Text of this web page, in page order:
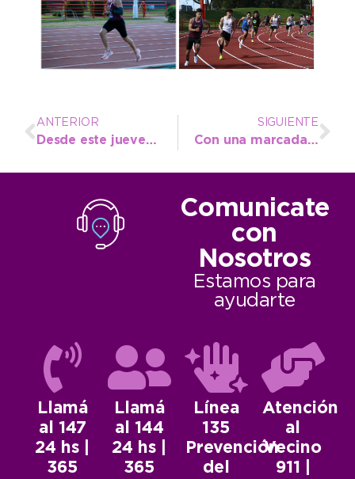
ANTERIOR
Desde este jueves se desarrollará la 24º edición de la Feria del Libro y de las Artes
SIGUIENTE
Con una marcada participación local comenzó la Feria del Libro y de las Artes
Comunicate
con
Nosotros
Estamos para
ayudarte
Llamá
al 147
24 hs |
365
Llamá
al 144
24 hs |
365
Línea
135
Prevención
del
Atención
al
Vecino
911 |